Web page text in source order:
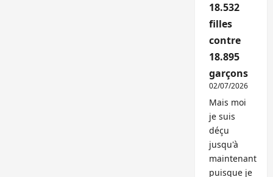
18.532
filles
contre
18.895
garçons
02/07/2026
Mais moi
je suis
déçu
jusqu'à
maintenant
puisque je